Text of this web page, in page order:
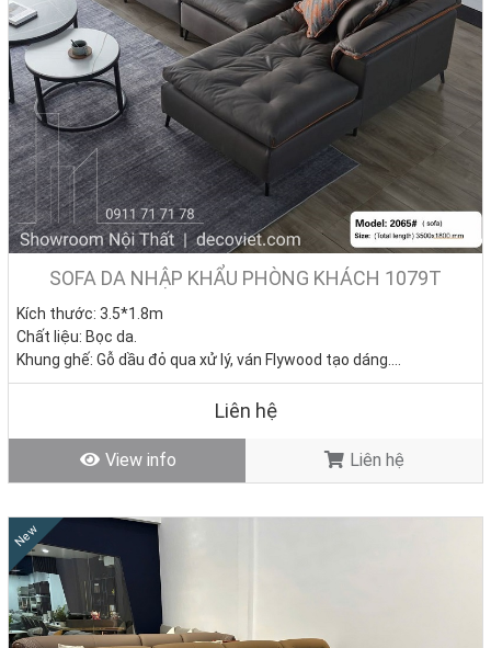
SOFA DA NHẬP KHẨU PHÒNG KHÁCH 1079T
Kích thước: 3.5*1.8m
Chất liệu: Bọc da.
Khung ghế: Gỗ dầu đỏ qua xử lý, ván Flywood tạo dáng.
Nệm ngồi: Mút D40 cao cấp
Liên hệ
View info Liên hệ
New